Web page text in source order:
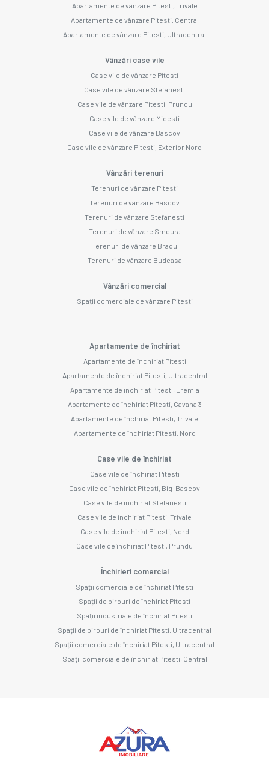
Apartamente de vânzare Pitesti, Trivale
Apartamente de vânzare Pitesti, Central
Apartamente de vânzare Pitesti, Ultracentral
Vânzări case vile
Case vile de vânzare Pitesti
Case vile de vânzare Stefanesti
Case vile de vânzare Pitesti, Prundu
Case vile de vânzare Micesti
Case vile de vânzare Bascov
Case vile de vânzare Pitesti, Exterior Nord
Vânzări terenuri
Terenuri de vânzare Pitesti
Terenuri de vânzare Bascov
Terenuri de vânzare Stefanesti
Terenuri de vânzare Smeura
Terenuri de vânzare Bradu
Terenuri de vânzare Budeasa
Vânzări comercial
Spații comerciale de vânzare Pitesti
Apartamente de închiriat
Apartamente de închiriat Pitesti
Apartamente de închiriat Pitesti, Ultracentral
Apartamente de închiriat Pitesti, Eremia
Apartamente de închiriat Pitesti, Gavana 3
Apartamente de închiriat Pitesti, Trivale
Apartamente de închiriat Pitesti, Nord
Case vile de închiriat
Case vile de închiriat Pitesti
Case vile de închiriat Pitesti, Big-Bascov
Case vile de închiriat Stefanesti
Case vile de închiriat Pitesti, Trivale
Case vile de închiriat Pitesti, Nord
Case vile de închiriat Pitesti, Prundu
Închirieri comercial
Spații comerciale de închiriat Pitesti
Spații de birouri de închiriat Pitesti
Spații industriale de închiriat Pitesti
Spații de birouri de închiriat Pitesti, Ultracentral
Spații comerciale de închiriat Pitesti, Ultracentral
Spații comerciale de închiriat Pitesti, Central